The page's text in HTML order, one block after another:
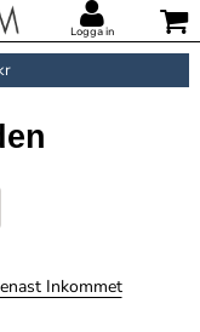
Logga in
Inkommet